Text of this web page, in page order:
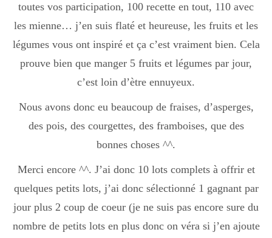
Entrée
plats
Dessert
Boisson chaudes
Les classiques
toutes vos participation, 100 recette en tout, 110 avec
les mienne… j’en suis flaté et heureuse, les fruits et les
légumes vous ont inspiré et ça c’est vraiment bien. Cela
prouve bien que manger 5 fruits et légumes par jour,
c’est loin d’ètre ennuyeux.
Nous avons donc eu beaucoup de fraises, d’asperges,
des pois, des courgettes, des framboises, que des
bonnes choses ^^.
Merci encore ^^. J’ai donc 10 lots complets à offrir et
quelques petits lots, j’ai donc sélectionné 1 gagnant par
jour plus 2 coup de coeur (je ne suis pas encore sure du
nombre de petits lots en plus donc on véra si j’en ajoute